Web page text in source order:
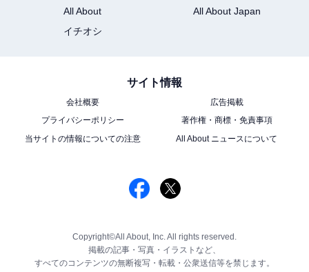
All About
All About Japan
イチオシ
サイト情報
会社概要
広告掲載
プライバシーポリシー
著作権・商標・免責事項
当サイトの情報についての注意
All About ニュースについて
Copyright©All About, Inc. All rights reserved.
掲載の記事・写真・イラストなど、
すべてのコンテンツの無断複写・転載・公衆送信等を禁じます。